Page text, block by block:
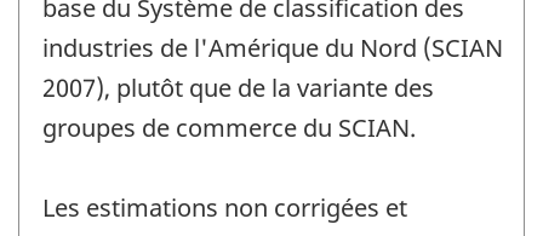
base du Système de classification des
industries de l'Amérique du Nord (SCIAN
2007), plutôt que de la variante des
groupes de commerce du SCIAN.
Les estimations non corrigées et